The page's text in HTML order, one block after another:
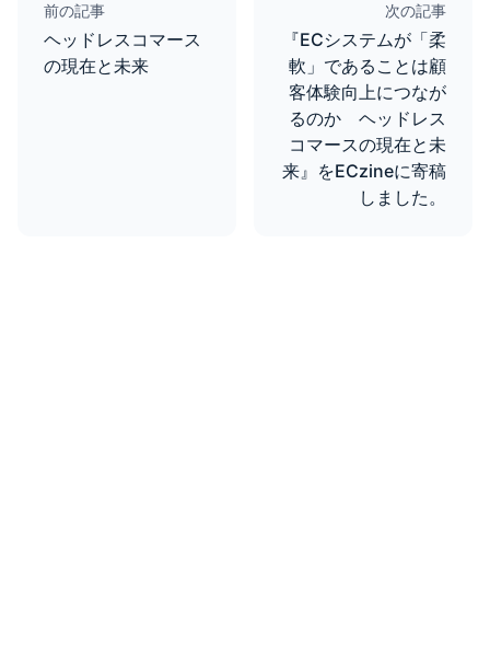
前の記事
ヘッドレスコマース
の現在と未来
次の記事
『ECシステムが「柔
軟」であることは顧
客体験向上につなが
るのか ヘッドレス
コマースの現在と未
来』をECzineに寄稿
しました。